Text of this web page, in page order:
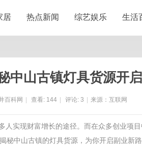
居 热点新闻 综艺娱乐 生活
中山古镇灯具货源开
百科网 查看: 144 评论: 3 来源：互联网
实现财富增长的途径。而在众多创业项
秘中山古镇的灯具货源，为你开启副业新